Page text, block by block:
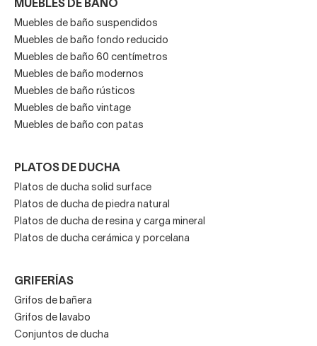
MUEBLES DE BAÑO
Muebles de baño suspendidos
Muebles de baño fondo reducido
Muebles de baño 60 centímetros
Muebles de baño modernos
Muebles de baño rústicos
Muebles de baño vintage
Muebles de baño con patas
PLATOS DE DUCHA
Platos de ducha solid surface
Platos de ducha de piedra natural
Platos de ducha de resina y carga mineral
Platos de ducha cerámica y porcelana
GRIFERÍAS
Grifos de bañera
Grifos de lavabo
Conjuntos de ducha